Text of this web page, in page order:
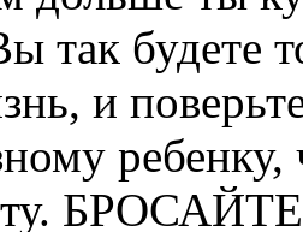
так будете
и
ребенку,